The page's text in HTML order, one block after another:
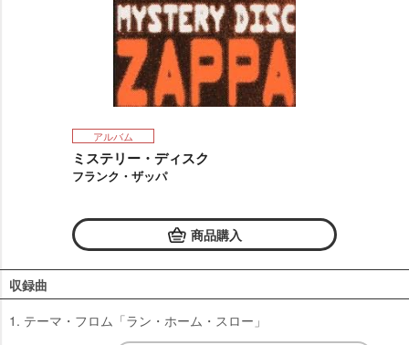
アルバム
ミステリー・ディスク
フランク・ザッパ
商品購入
収録曲
1. テーマ・フロム「ラン・ホーム・スロー」